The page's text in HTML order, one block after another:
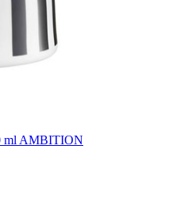
ml AMBITION